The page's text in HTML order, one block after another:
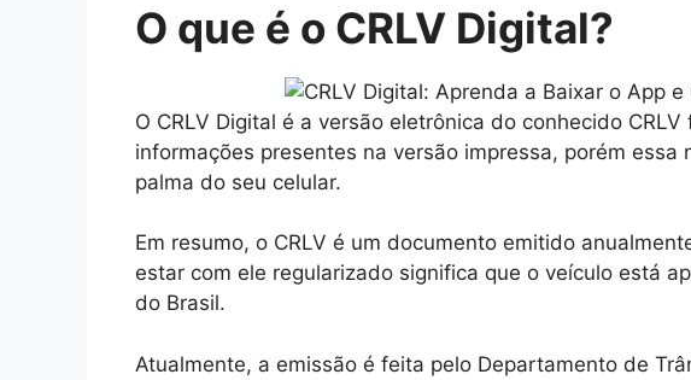
O que é o CRLV Digital?
O CRLV Digital é a versão eletrônica do conhecido
informações presentes na versão impressa, porém essa
palma do seu celular.
Em resumo, o CRLV é um documento emitido
estar com ele regularizado significa que o veículo está
do Brasil.
Atualmente, a emissão é feita pelo Departamento de